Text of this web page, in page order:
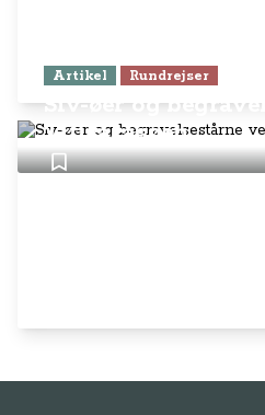
Artikel Rundrejser
Siv-øer og
Titicacasøen